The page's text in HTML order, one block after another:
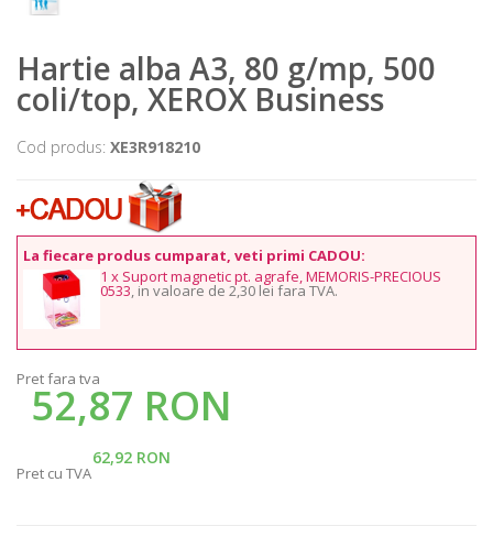
Hartie alba A3, 80 g/mp, 500
coli/top, XEROX Business
Cod produs: XE3R918210
La fiecare produs cumparat, veti primi CADOU:
1 x Suport magnetic pt. agrafe, MEMORIS-PRECIOUS
0533, in valoare de 2,30 lei fara TVA.
Pret fara tva
52,87 RON
62,92 RON
Pret cu TVA